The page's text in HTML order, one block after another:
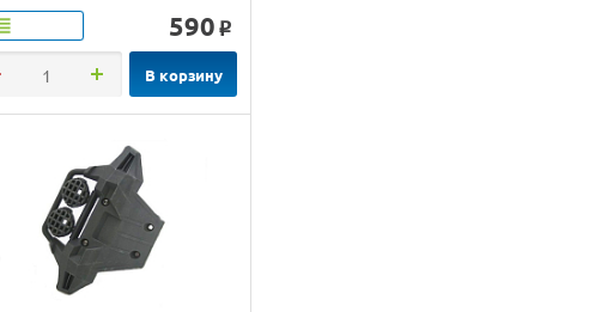
590 o
В корзину